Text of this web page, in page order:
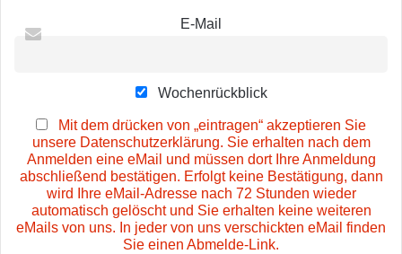
E-Mail
Wochenrückblick
Mit dem drücken von „eintragen“ akzeptieren Sie
unsere Datenschutzerklärung. Sie erhalten nach dem
Anmelden eine eMail und müssen dort Ihre Anmeldung
abschließend bestätigen. Erfolgt keine Bestätigung, dann
wird Ihre eMail-Adresse nach 72 Stunden wieder
automatisch gelöscht und Sie erhalten keine weiteren
eMails von uns. In jeder von uns verschickten eMail finden
Sie einen Abmelde-Link.